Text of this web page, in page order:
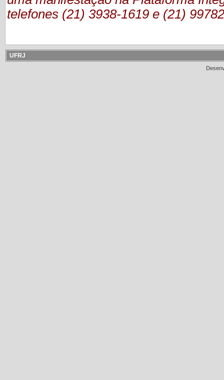
telefones (21) 3938-1619 e (21)
UFRJ